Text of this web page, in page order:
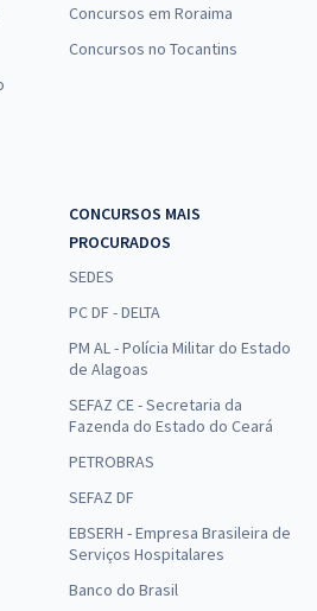
Concursos em Roraima
Concursos no Tocantins
CONCURSOS MAIS
PROCURADOS
SEDES
PC DF - DELTA
PM AL - Polícia Militar do Estado
de Alagoas
SEFAZ CE - Secretaria da
Fazenda do Estado do Ceará
PETROBRAS
SEFAZ DF
EBSERH - Empresa Brasileira de
Serviços Hospitalares
Banco do Brasil